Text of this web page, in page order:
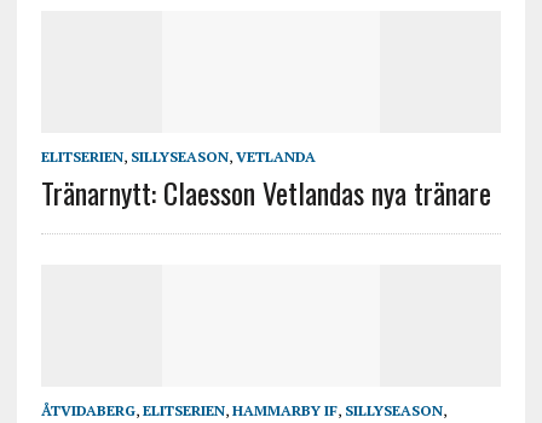
ELITSERIEN, SILLYSEASON, VETLANDA
Tränarnytt: Claesson Vetlandas nya tränare
ÅTVIDABERG, ELITSERIEN, HAMMARBY IF, SILLYSEASON,